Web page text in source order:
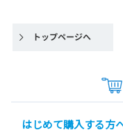
はじめて購入する方